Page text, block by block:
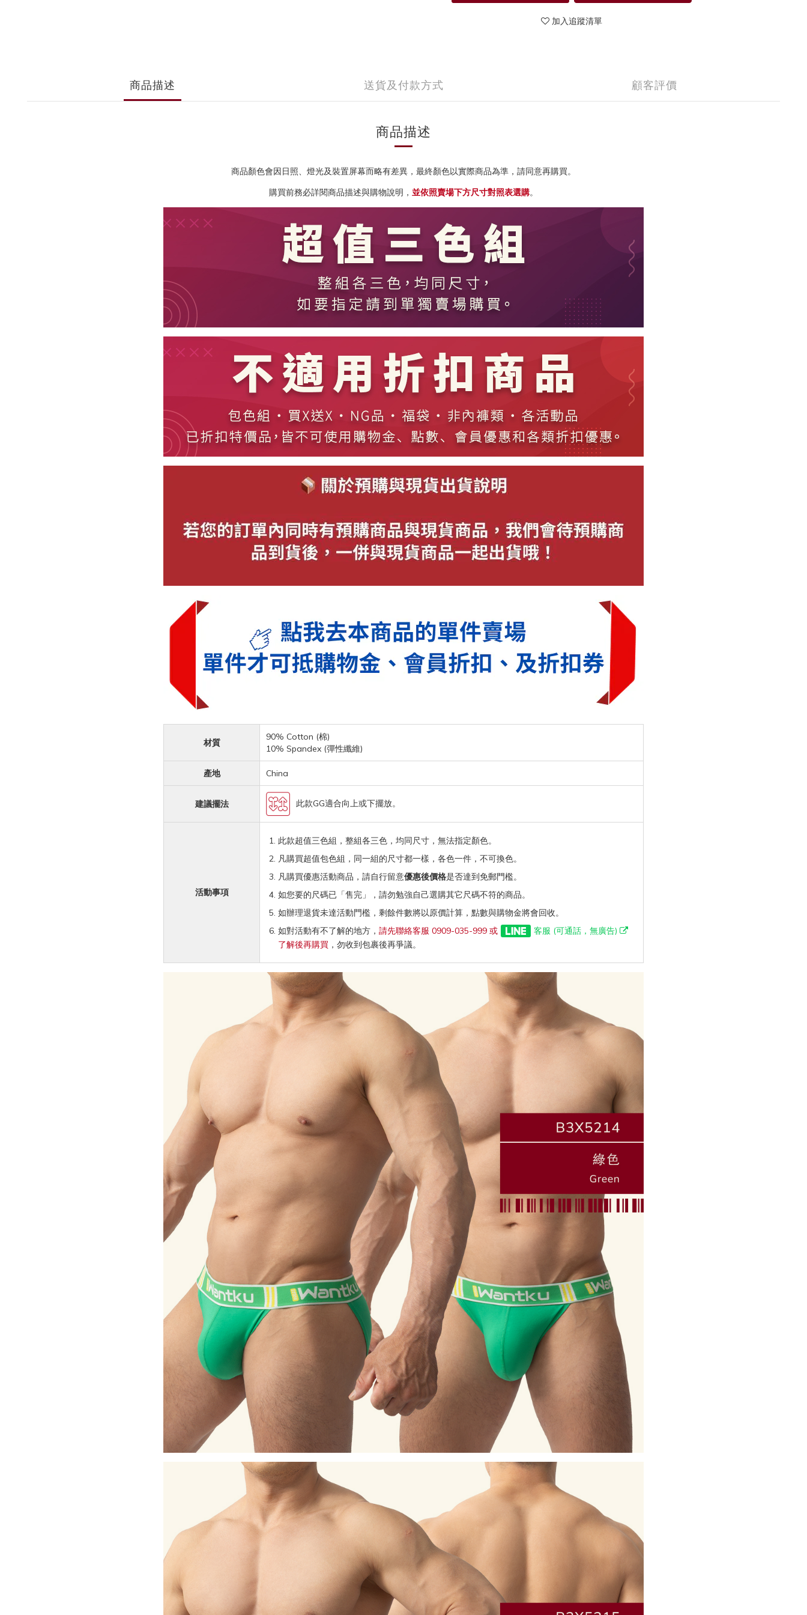
加入追蹤清單
商品描述 送貨及付款方式 顧客評價
商品描述
商品顏色會因日照、燈光及裝置屏幕而略有差異， 最終顏色以實際商品為準，請同意再購買。
購買前務必詳閱商品描述與購物說明， 並依照賣場下方尺寸對照表選購。
材質
90% Cotton (棉)
10% Spandex (彈性纖維)
產地 China
建議擺法 此款GG適合向上或下擺放。
活動事項
此款超值三色組，整組各三色，均同尺寸，無法指定顏色。
凡購買超值包色組，同一組的尺寸都一樣，各色一件，不可換色。
凡購買優惠活動商品，請自行留意優惠後價格是否達到免郵門檻。
如您要的尺碼已「售完」，請勿勉強自己選購其它尺碼不符的商品。
如辦理退貨未達活動門檻，剩餘件數將以原價計算，點數與購物金將會回收。
如對活動有不了解的地方， 請先聯絡客服 0909-035-999 或
客服 (可通話，無廣告)
了解後再購買 ，勿收到包裹後再爭議。